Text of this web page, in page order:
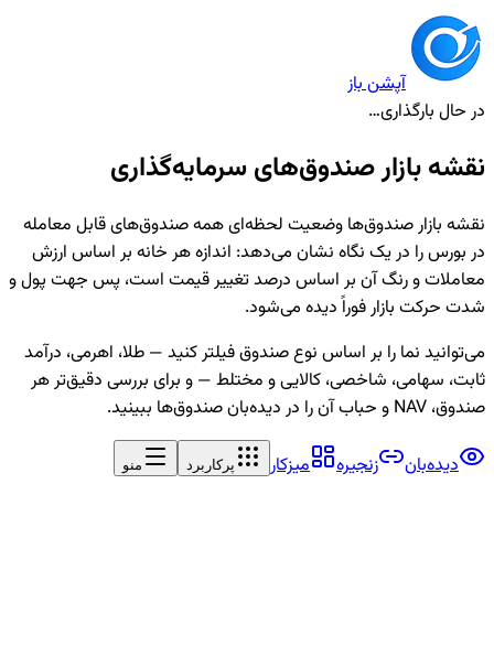
آپشن باز
در حال بارگذاری…
نقشه بازار صندوق‌های سرمایه‌گذاری
نقشه بازار صندوق‌ها وضعیت لحظه‌ای همه صندوق‌های قابل معامله
در بورس را در یک نگاه نشان می‌دهد: اندازه هر خانه بر اساس ارزش
معاملات و رنگ آن بر اساس درصد تغییر قیمت است، پس جهت پول و
شدت حرکت بازار فوراً دیده می‌شود.
می‌توانید نما را بر اساس نوع صندوق فیلتر کنید — طلا، اهرمی، درآمد
ثابت، سهامی، شاخصی، کالایی و مختلط — و برای بررسی دقیق‌تر هر
صندوق، NAV و حباب آن را در دیده‌بان صندوق‌ها ببینید.
دیده‌بان زنجیره میزکار پرکاربرد منو